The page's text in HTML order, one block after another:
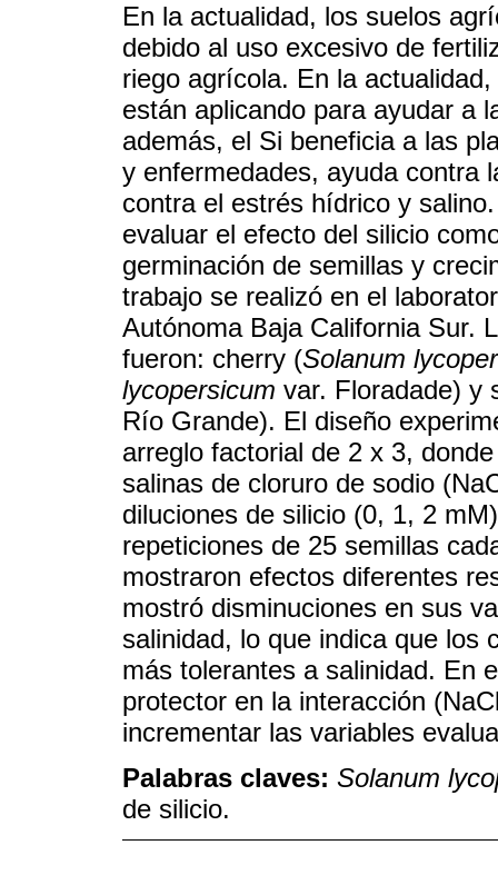
En la actualidad, los suelos
debido al uso excesivo de
riego agrícola. En la
están aplicando para ayudar a
además, el Si beneficia a las
y enfermedades, ayuda contra
contra el estrés hídrico y
evaluar el efecto del silicio
germinación de semillas y
trabajo se realizó en el
Autónoma Baja California Sur.
fueron: cherry (Solanum
lycopersicum var. Floradade) y
Río Grande). El diseño
arreglo factorial de 2 x 3,
salinas de cloruro de sodio
diluciones de silicio (0, 1, 2
repeticiones de 25 semillas
mostraron efectos diferentes
mostró disminuciones en sus
salinidad, lo que indica que los
más tolerantes a salinidad. En
protector en la interacción
incrementar las variables
Palabras claves: Solanum
de silicio.